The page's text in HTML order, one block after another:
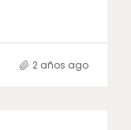
2 años ago